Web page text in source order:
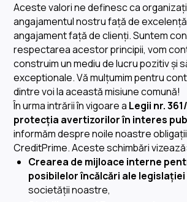
Aceste valori ne definesc ca
angajamentul nostru față de
angajament față de clienți. Suntem
respectarea acestor principii, vom
construim un mediu de lucru pozitiv și
exceptionale. Vă mulțumim pentru
dintre voi la această misiune comună!
În urma intrării în vigoare a Legii nr.
protecția avertizorilor în interes
informăm despre noile noastre
CreditPrime. Aceste schimbări vizează:
Crearea de mijloace interne
posibilelor încălcări ale legislației
societății noastre,